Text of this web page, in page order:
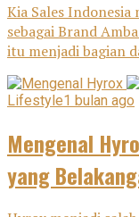
Kia Sales
sebagai Brand
itu menjadi bagian
Lifestyle1 bulan ago
Mengenal
yang